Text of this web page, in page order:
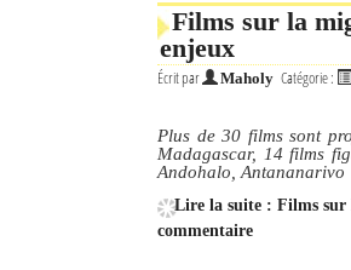
Connexion
Mot de passe oublié ?
Films sur la
enjeux
Écrit par Maholy Catégorie :
Plus de 30 films sont
Madagascar, 14 films
Andohalo, Antananarivo
Lire la suite : Films
commentaire